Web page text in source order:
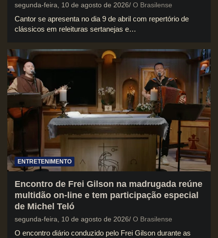
segunda-feira, 10 de agosto de 2026 O Brasilense
Cantor se apresenta no dia 9 de abril com repertório de
clássicos em releituras sertanejas e…
ENTRETENIMENTO
Encontro de Frei Gilson na madrugada reúne
multidão on-line e tem participação especial
de Michel Teló
segunda-feira, 10 de agosto de 2026 O Brasilense
O encontro diário conduzido pelo Frei Gilson durante as